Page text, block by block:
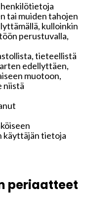
tai muiden tahojen
kulloinkin
perustuvalla,
tieteellistä
edellyttäen,
muotoon,
niistä
käyttäjän tietoja
periaatteet